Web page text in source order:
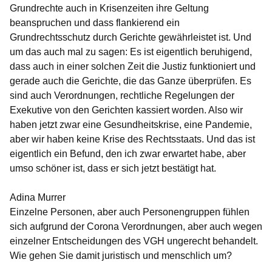
Grundrechte auch in Krisenzeiten ihre Geltung
beanspruchen und dass flankierend ein
Grundrechtsschutz durch Gerichte gewährleistet ist. Und
um das auch mal zu sagen: Es ist eigentlich beruhigend,
dass auch in einer solchen Zeit die Justiz funktioniert und
gerade auch die Gerichte, die das Ganze überprüfen. Es
sind auch Verordnungen, rechtliche Regelungen der
Exekutive von den Gerichten kassiert worden. Also wir
haben jetzt zwar eine Gesundheitskrise, eine Pandemie,
aber wir haben keine Krise des Rechtsstaats. Und das ist
eigentlich ein Befund, den ich zwar erwartet habe, aber
umso schöner ist, dass er sich jetzt bestätigt hat.
Adina Murrer
Einzelne Personen, aber auch Personengruppen fühlen
sich aufgrund der Corona Verordnungen, aber auch wegen
einzelner Entscheidungen des VGH ungerecht behandelt.
Wie gehen Sie damit juristisch und menschlich um?